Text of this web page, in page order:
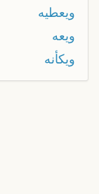
ويعطيه
ويعه
ويكأنه